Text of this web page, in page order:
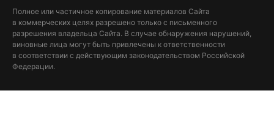
Полное или частичное копирование материалов Сайта
в коммерческих целях разрешено только с письменного
разрешения владельца Сайта. В случае обнаружения нарушений,
виновные лица могут быть привлечены к ответственности
в соответствии с действующим законодательством Российской
Федерации.